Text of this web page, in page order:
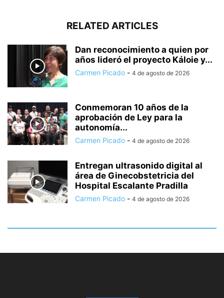
RELATED ARTICLES
Dan reconocimiento a quien por
años lideró el proyecto Káloie y...
Carmen Picado - 4 de agosto de 2026
Conmemoran 10 años de la
aprobación de Ley para la
autonomía...
Carmen Picado - 4 de agosto de 2026
Entregan ultrasonido digital al
área de Ginecobstetricia del
Hospital Escalante Pradilla
Carmen Picado - 4 de agosto de 2026